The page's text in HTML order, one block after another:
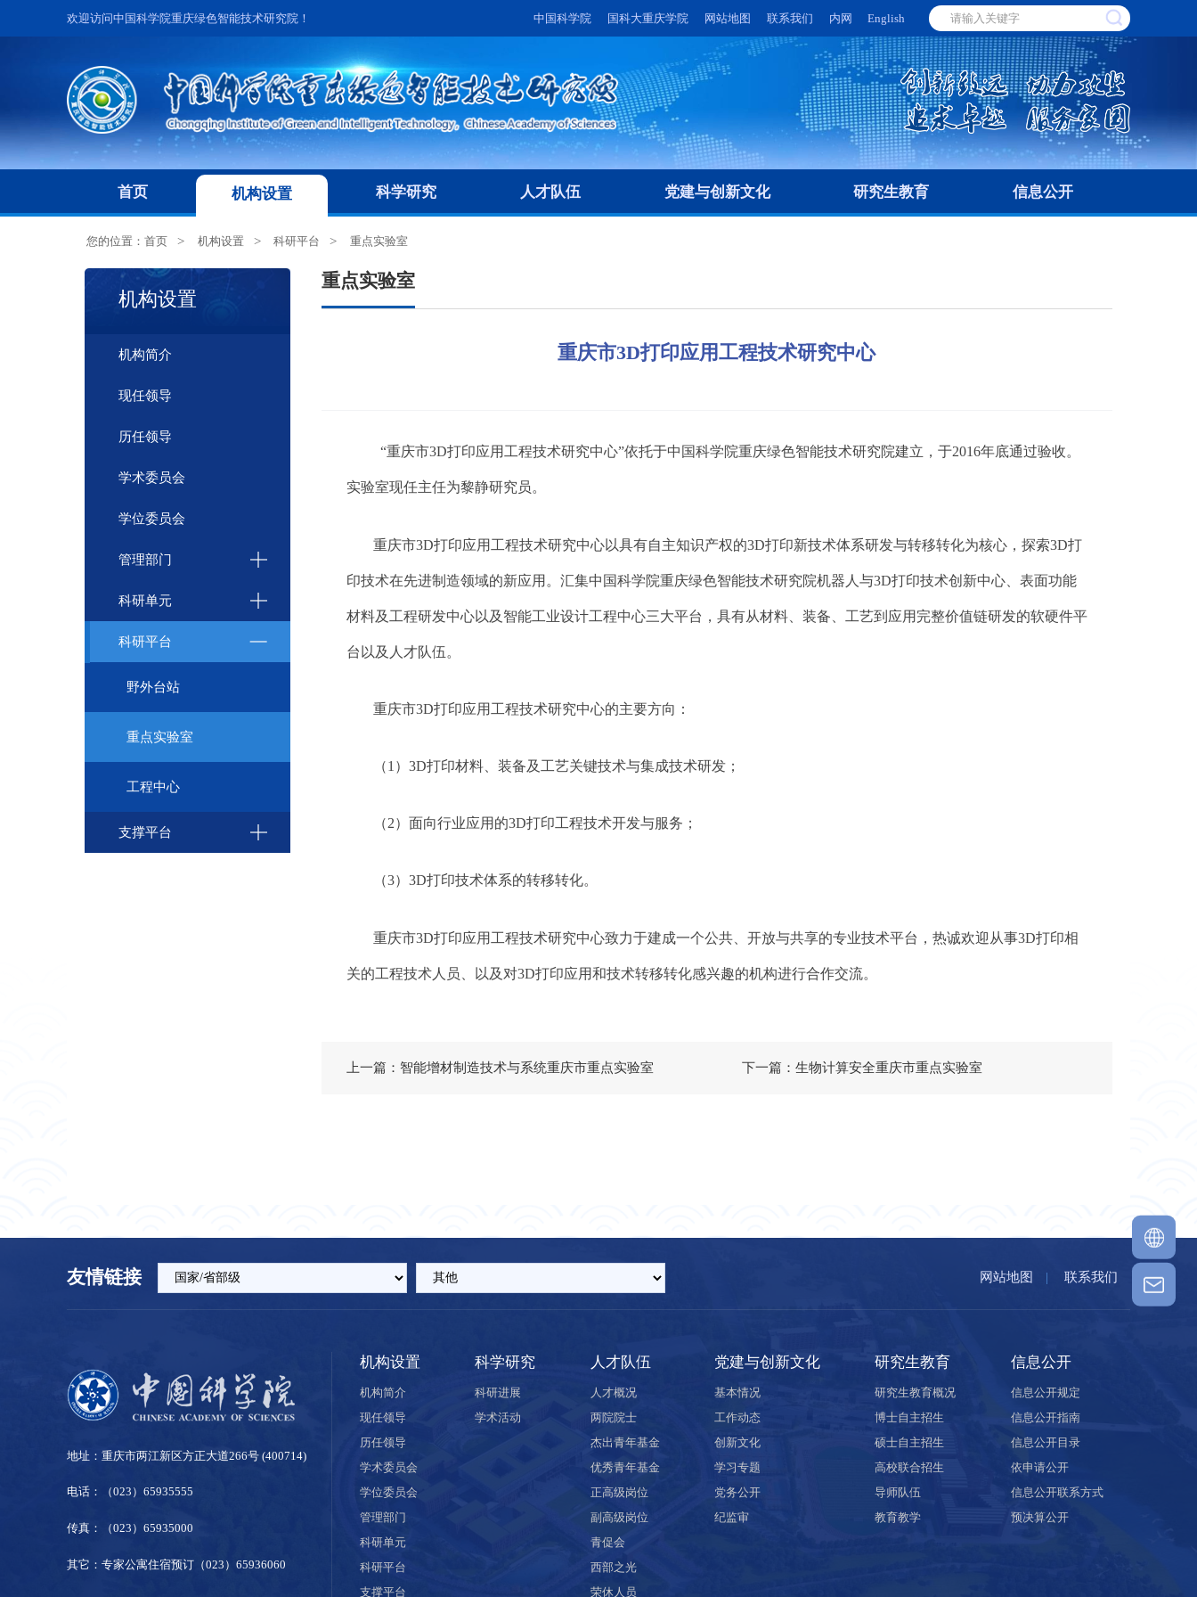
欢迎访问中国科学院重庆绿色智能技术研究院！ 中国科学院 国科大重庆学院 网站地图 联系我们 内网 English
首页 机构设置 科学研究 人才队伍 党建与创新文化 研究生教育 信息公开
您的位置：首页 机构设置 科研平台 重点实验室
机构设置
机构简介
现任领导
历任领导
学术委员会
学位委员会
管理部门
科研单元
科研平台
野外台站
重点实验室
工程中心
支撑平台
重点实验室
重庆市3D打印应用工程技术研究中心
“重庆市3D打印应用工程技术研究中心”依托于中国科学院重庆绿色智能技术研究院建立，于2016年底通过验收。
实验室现任主任为黎静研究员。
重庆市3D打印应用工程技术研究中心以具有自主知识产权的3D打印新技术体系研发与转移转化为核心，探索3D打
印技术在先进制造领域的新应用。汇集中国科学院重庆绿色智能技术研究院机器人与3D打印技术创新中心、表面功能
材料及工程研发中心以及智能工业设计工程中心三大平台，具有从材料、装备、工艺到应用完整价值链研发的软硬件平
台以及人才队伍。
重庆市3D打印应用工程技术研究中心的主要方向 ：
（1 ） 3D打印材料、装备及工艺关键技术与集成技术研发；
（2）面向行业应用的3D打印工程技术开发与服务；
（3） 3D打印技术体系的转移转化。
重庆市3D打印应用工程技术研究中心致力于建成一个公共、开放与共享的专业技术平台，热诚欢迎从事3D打印相
关的工程技术人员、以及对3D打印应用和技术转移转化感兴趣的机构进行合作交流。
上一篇：智能增材制造技术与系统重庆市重点实验室 下一篇：生物计算安全重庆市重点实验室
友情链接 网站地图 | 联系我们
地址：重庆市两江新区方正大道266号 (400714)
电话：（023）65935555
传真：（023）65935000
其它：专家公寓住宿预订（023）65936060
机构设置
机构简介
现任领导
历任领导
学术委员会
学位委员会
管理部门
科研单元
科研平台
支撑平台
科学研究
科研进展
学术活动
人才队伍
人才概况
两院院士
杰出青年基金
优秀青年基金
正高级岗位
副高级岗位
青促会
西部之光
荣休人员
党建与创新文化
基本情况
工作动态
创新文化
学习专题
党务公开
纪监审
研究生教育
研究生教育概况
博士自主招生
硕士自主招生
高校联合招生
导师队伍
教育教学
信息公开
信息公开规定
信息公开指南
信息公开目录
依申请公开
信息公开联系方式
预决算公开